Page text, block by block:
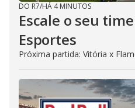
DO R7/HÁ 4 MINUTOS
Escale o seu
Esportes
Próxima partida: Vitória x